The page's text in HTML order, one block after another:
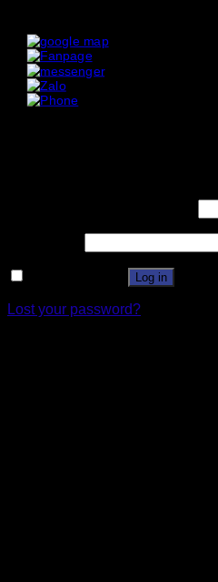
Log in
Lost your password?